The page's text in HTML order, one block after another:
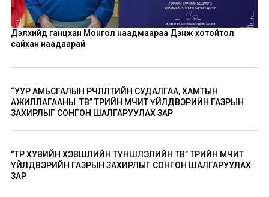
Дэлхийд ганцхан Монгол наадмаараа Дэнж хотойтол
сайхан наадаарай
“УУР АМЬСГАЛЫН ӨӨРЧЛӨЛТИЙН СУДАЛГАА, ХАМТЫН
АЖИЛЛАГААНЫ ТӨВ” ТӨРИЙН ӨМЧИТ ҮЙЛДВЭРИЙН ГАЗРЫН
ЗАХИРЛЫГ СОНГОН ШАЛГАРУУЛАХ ЗАР
“ТӨР ХУВИЙН ХЭВШЛИЙН ТҮНШЛЭЛИЙН ТӨВ” ТӨРИЙН ӨМЧИТ
ҮЙЛДВЭРИЙН ГАЗРЫН ЗАХИРЛЫГ СОНГОН ШАЛГАРУУЛАХ
ЗАР